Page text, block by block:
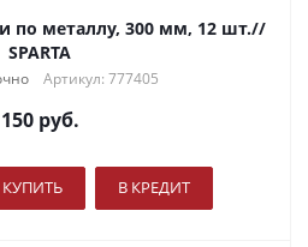
по металлу, 300 мм, 12 шт.//
SPARTA
Артикул: 777405
150руб.
КУПИТЬ В КРЕДИТ